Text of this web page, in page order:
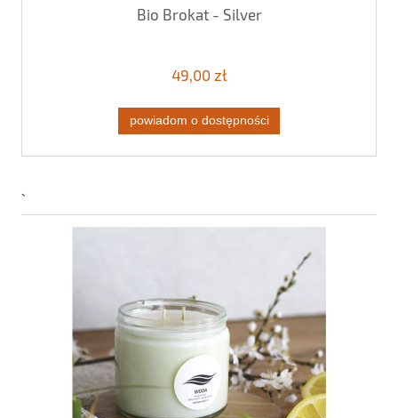
Bio Brokat - Silver
49,00 zł
powiadom o dostępności